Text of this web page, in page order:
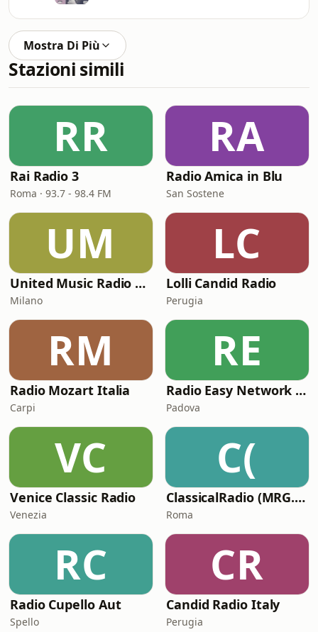
Mostra Di Più
Stazioni simili
RR
Rai Radio 3
Roma · 93.7 - 98.4 FM
RA
Radio Amica in Blu
San Sostene
UM
United Music Radio Festival
Milano
LC
Lolli Candid Radio
Perugia
RM
Radio Mozart Italia
Carpi
RE
Radio Easy Network Classic
Padova
VC
Venice Classic Radio
Venezia
C(
ClassicalRadio (MRG.fm)
Roma
RC
Radio Cupello Aut
Spello
CR
Candid Radio Italy
Perugia